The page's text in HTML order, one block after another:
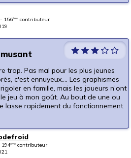
156ème contributeur
trop. Pas mal pour les plus jeunes
c'est ennuyeux.... Les graphismes
en famille, mais les joueurs n'ont
jeu à mon goût. Au bout de une ou
lasse rapidement du fonctionnement.
194ème contributeur